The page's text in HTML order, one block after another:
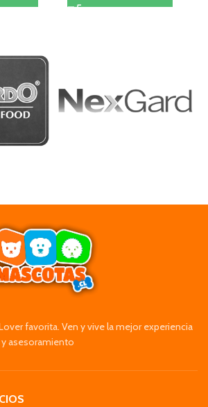
favorita. Ven y vive la mejor experiencia
asesoramiento